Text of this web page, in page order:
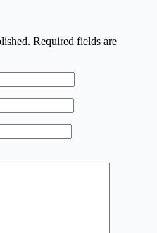
Required fields are